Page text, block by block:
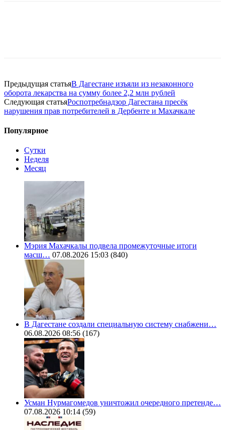
Предыдущая статьяВ Дагестане изъяли из незаконного
оборота лекарства на сумму более 2,2 млн рублей
Следующая статьяРоспотребнадзор Дагестана пресёк
нарушения прав потребителей в Дербенте и Махачкале
Популярное
Сутки
Неделя
Месяц
Мэрия Махачкалы подвела промежуточные итоги
масш… 07.08.2026 15:03 (840)
В Дагестане создали специальную систему снабжени…
06.08.2026 08:56 (167)
Усман Нурмагомедов уничтожил очередного претенде…
07.08.2026 10:14 (59)